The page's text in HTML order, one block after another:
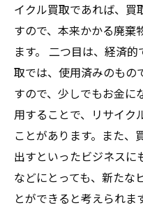
イクル買取であれば、買
すので、本来かかる廃棄
ます。 二つ目は、経済
取では、使用済みのもの
すので、少しでもお金に
用することで、リサイク
ことがあります。また、
出すといったビジネスに
などにとっても、新たな
とができると考えられま